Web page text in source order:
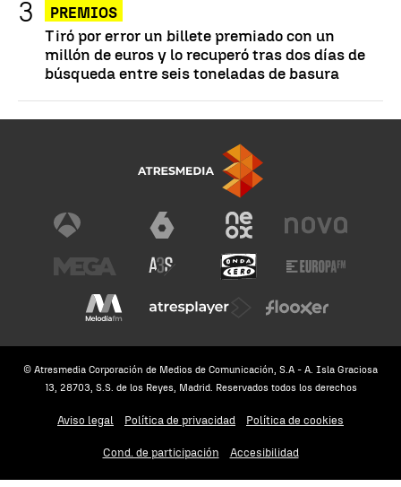
PREMIOS
Tiró por error un billete premiado con un
millón de euros y lo recuperó tras dos días de
búsqueda entre seis toneladas de basura
© Atresmedia Corporación de Medios de Comunicación, S.A - A. Isla Graciosa
13, 28703, S.S. de los Reyes, Madrid. Reservados todos los derechos
Aviso legal Política de privacidad Política de cookies
Cond. de participación Accesibilidad